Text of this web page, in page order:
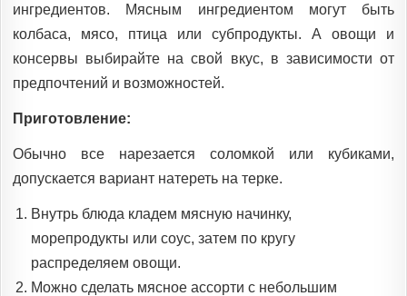
ингредиентов. Мясным ингредиентом могут быть
колбаса, мясо, птица или субпродукты. А овощи и
консервы выбирайте на свой вкус, в зависимости от
предпочтений и возможностей.
Приготовление:
Обычно все нарезается соломкой или кубиками,
допускается вариант натереть на терке.
Внутрь блюда кладем мясную начинку,
морепродукты или соус, затем по кругу
распределяем овощи.
Можно сделать мясное ассорти с небольшим